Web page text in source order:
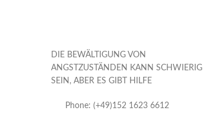
DIE BEWÄLTIGUNG VON
ANGSTZUSTÄNDEN KANN SCHWIERIG
SEIN, ABER ES GIBT HILFE
Phone: (+49)152 1623 6612